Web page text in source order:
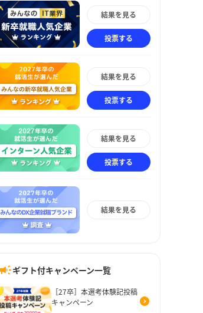
結果を見る
投票する
結果を見る
投票する
結果を見る
投票する
結果を見る
ギフト付キャンペーン一覧
［27卒］本選考体験記投稿
キャンペーン